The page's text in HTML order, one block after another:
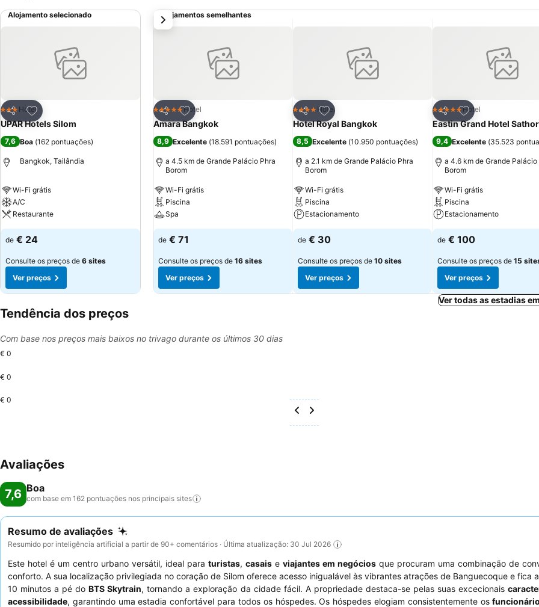
Alojamento selecionado
Partilhar
Adicionar aos favoritos
3 Estrelas
Hotel
UPAR Hotels Silom
7,6 Boa (162 pontuações)
Bangkok, Tailândia
Wi-Fi grátis
A/C
Restaurante
de € 24
Consulte os preços de 6 sites
Ver preços
Alojamentos semelhantes
Partilhar
Adicionar aos favoritos
5 EstrelasHotel
Amara Bangkok
8,9 Excelente (18.591 pontuações)
a 4.5 km de Grande Palácio Phra
Borom
Wi-Fi grátis
Piscina
Spa
de € 71
Consulte os preços de 16 sites
Ver preços
Partilhar
Adicionar aos favoritos
4 EstrelasHotel
Hotel Royal Bangkok
8,5 Excelente (10.950 pontuações)
a 2.1 km de Grande Palácio Phra
Borom
Wi-Fi grátis
Piscina
Estacionamento
de € 30
Consulte os preços de 10 sites
Ver preços
Partilhar
Adicionar aos
5 EstrelasHotel
Eastin Grand Hotel
9,4 Excelente (35.523
a 4.6 km de Grande Palácio
Borom
Wi-Fi grátis
Piscina
Estacionamento
de € 100
Consulte os preços de 15
Ver preços
próximo
Ver todas as estadias
Tendência dos preços
Com base nos preços mais baixos no trivago durante os últimos 30 dias
€ 0
€ 0
€ 0
Avaliações
7,6 Boa
com base em 162 pontuações nos principais sites
Resumo de avaliações
Resumido por inteligência artificial a partir de 90+ comentários · Última atualização: 30 Jul 2026
Este hotel é um centro urbano versátil, ideal para turistas, casais e viajantes em negócios que procuram uma combinação de
conforto. A sua localização privilegiada no coração de Silom oferece acesso inigualável às vibrantes atrações de Banguecoque e fica
10 minutos a pé doBTS Skytrain, tornando a exploração da cidade fácil. A propriedade destaca-se pelas suas excecionais
acessibilidade, garantindo uma estadia confortável para todos os hóspedes. Os hóspedes elogiam consistentemente os